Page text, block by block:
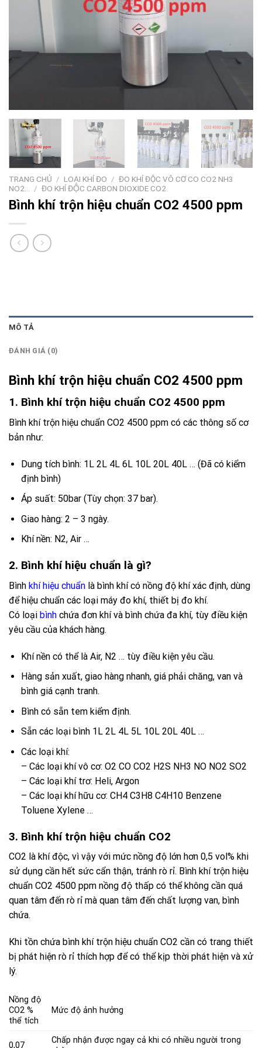
TRANG CHỦ / LOẠI KHÍ ĐO / ĐO KHÍ ĐỘC VÔ CƠ CO CO2 NH3
NO2…
/ ĐO KHÍ ĐỘC CARBON DIOXIDE CO2
Bình khí trộn hiệu chuẩn CO2 4500 ppm
MÔ TẢ
ĐÁNH GIÁ (0)
Bình khí trộn hiệu chuẩn CO2 4500 ppm
1. Bình khí trộn hiệu chuẩn CO2 4500 ppm
Bình khí trộn hiệu chuẩn CO2 4500 ppm có các thông số cơ
bản như:
Dung tích bình: 1L 2L 4L 6L 10L 20L 40L … (Đã có kiểm
định bình)
Áp suất: 50bar (Tùy chọn: 37 bar).
Giao hàng: 2 – 3 ngày.
Khí nền: N2, Air …
2. Bình khí hiệu chuẩn là gì?
Bình khí hiệu chuẩn là bình khí có nồng độ khí xác định, dùng
để hiệu chuẩn các loại máy đo khí, thiết bị đo khí.
Có loại bình chứa đơn khí và bình chứa đa khí, tùy điều kiện
yêu cầu của khách hàng.
Khí nền có thể là Air, N2 … tùy điều kiện yêu cầu.
Hàng sản xuất, giao hàng nhanh, giá phải chăng, van và
bình giá cạnh tranh.
Bình có sẵn tem kiểm định.
Sẵn các loại bình 1L 2L 4L 5L 10L 20L 40L …
Các loại khí:
– Các loại khí vô cơ: O2 CO CO2 H2S NH3 NO NO2 SO2
– Các loại khí trơ: Heli, Argon
– Các loại khí hữu cơ: CH4 C3H8 C4H10 Benzene
Toluene Xylene …
3. Bình khí trộn hiệu chuẩn CO2
CO2 là khí độc, vì vậy với mức nồng độ lớn hơn 0,5 vol% khi
sử dụng cần hết sức cẩn thận, tránh rò rỉ. Bình khí trộn hiệu
chuẩn CO2 4500 ppm nồng độ thấp có thể không cần quá
quan tâm đến rò rỉ mà quan tâm đến chất lượng van, bình
chứa.
Khi tồn chứa bình khí trộn hiệu chuẩn CO2 cần có trang thiết
bị phát hiện rò rỉ thích hợp để có thể kịp thời phát hiện và xử
lý.
Nồng độ
CO2 %
thể tích
Mức độ ảnh hưởng
0,07
Chấp nhận được ngay cả khi có nhiều người trong